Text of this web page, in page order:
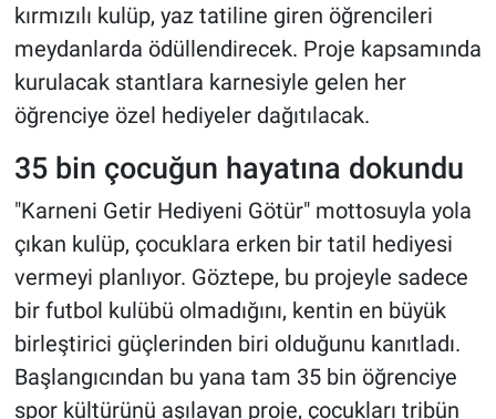
kırmızılı kulüp, yaz tatiline giren öğrencileri
meydanlarda ödüllendirecek. Proje kapsamında
kurulacak stantlara karnesiyle gelen her
öğrenciye özel hediyeler dağıtılacak.
35 bin çocuğun hayatına dokundu
"Karneni Getir Hediyeni Götür" mottosuyla yola
çıkan kulüp, çocuklara erken bir tatil hediyesi
vermeyi planlıyor. Göztepe, bu projeyle sadece
bir futbol kulübü olmadığını, kentin en büyük
birleştirici güçlerinden biri olduğunu kanıtladı.
Başlangıcından bu yana tam 35 bin öğrenciye
spor kültürünü aşılayan proje, çocukları tribün